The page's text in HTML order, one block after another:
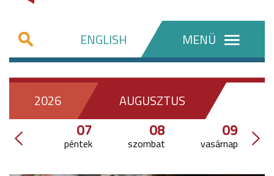
ENGLISH MENÜ
2026 AUGUSZTUS
07
péntek
08
szombat
09
vasárnap